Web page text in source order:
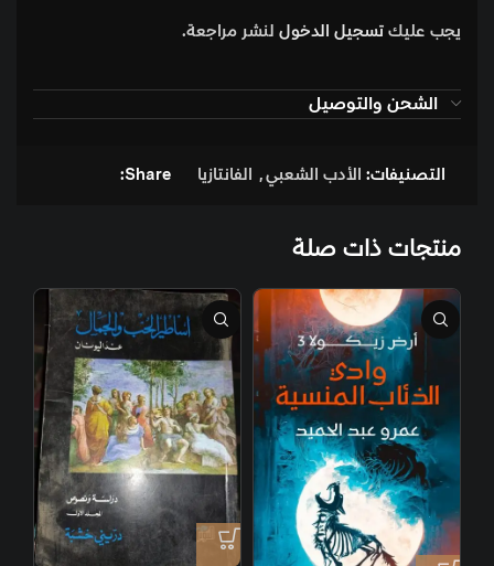
يجب عليك تسجيل الدخول لنشر مراجعة.
الشحن والتوصيل
التصنيفات: الأدب الشعبي, الفانتازيا Share:
منتجات ذات صلة